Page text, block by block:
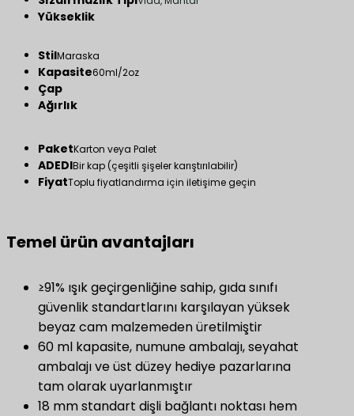
Yükseklik
StilMaraska
Kapasite60ml/2oz
Çap
Ağırlık
PaketKarton veya Palet
ADEDIBir kap (çeşitli şişeler karıştırılabilir)
FiyatToplu fiyatlandırma için iletişime geçin
Temel ürün avantajları
≥91% ışık geçirgenliğine sahip, gıda sınıfı
güvenlik standartlarını karşılayan yüksek
beyaz cam malzemeden üretilmiştir
60 ml kapasite, numune ambalajı, seyahat
ambalajı ve üst düzey hediye pazarlarına
tam olarak uyarlanmıştır
18 mm standart dişli bağlantı noktası hem